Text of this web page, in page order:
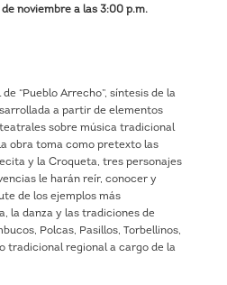
noviembre a las 3:00 p.m.
“Pueblo Arrecho”, síntesis de la
a partir de elementos
sobre música tradicional
obra toma como pretexto las
y la Croqueta, tres personajes
le harán reír, conocer y
de los ejemplos más
la danza y las tradiciones de
Polcas, Pasillos, Torbellinos,
tradicional regional a cargo de la